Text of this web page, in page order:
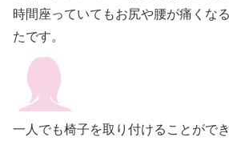
時間座っていてもお尻や腰が痛くな
たです。
一人でも椅子を取り付けることができ